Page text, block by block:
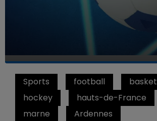
Sports football
basket
hockey
hauts-de-France
marne
Ardennes